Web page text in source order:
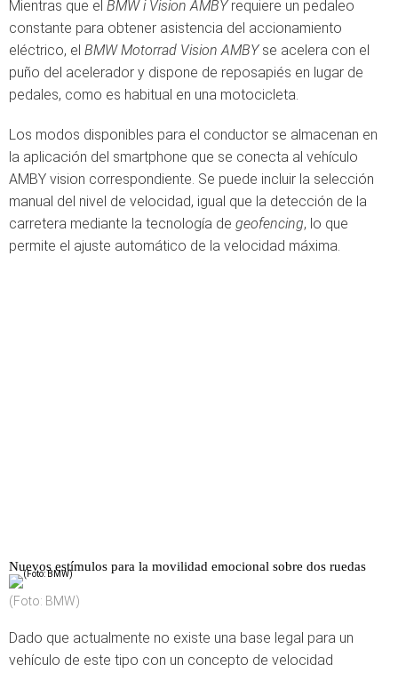
Mientras que el BMW i Vision AMBYrequiere un pedaleo
constante para obtener asistencia del accionamiento
eléctrico, el BMW Motorrad Vision AMBYse acelera con el
puño del acelerador y dispone de reposapiés en lugar de
pedales, como es habitual en una motocicleta.
Los modos disponibles para el conductor se almacenan en
la aplicación del smartphone que se conecta al vehículo
AMBY vision correspondiente. Se puede incluir la selección
manual del nivel de velocidad, igual que la detección de la
carretera mediante la tecnología de geofencing, lo que
permite el ajuste automático de la velocidad máxima.
Nuevos estímulos para la movilidad emocional sobre dos ruedas
(Foto: BMW)
Dado que actualmente no existe una base legal para un
vehículo de este tipo con un concepto de velocidad